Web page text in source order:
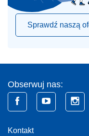
Sprawdź naszą
Obserwuj nas:
Kontakt